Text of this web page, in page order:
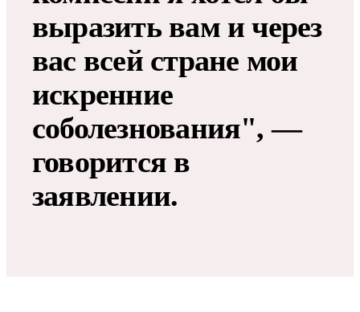
выразить вам и через
вас всей стране мои
искренние
соболезнования", —
говорится в
заявлении.